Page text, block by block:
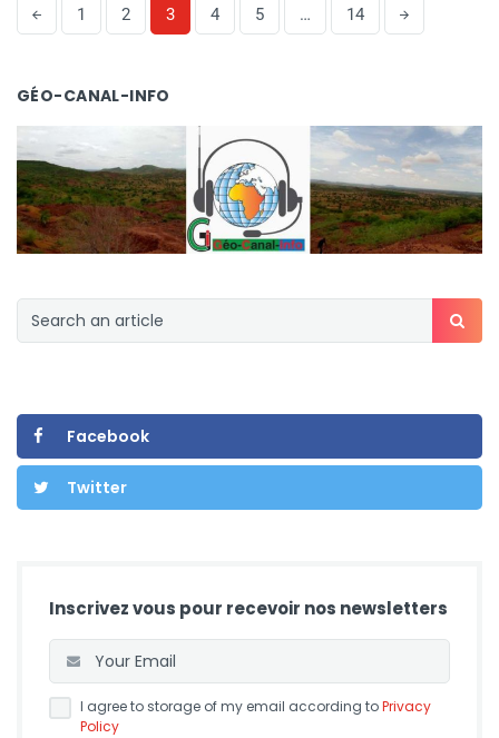
1 2 3 4 5 … 14
GÉO-CANAL-INFO
Facebook
Twitter
Inscrivez vous pour recevoir nos newsletters
I agree to storage of my email according toPrivacy
Policy